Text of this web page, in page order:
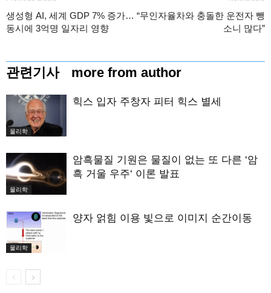
생성형 AI, 세계 GDP 7% 증가…
동시에 3억명 일자리 영향
“무인자율차와 충돌한 운전자 뺑
소니 많다”
관련기사 more from author
물리학
힉스 입자 주창자 피터 힉스 별세
물리학
암흑물질 기원은 물질이 없는 또 다른 ‘암
흑 거울 우주‘ 이론 발표
물리학
양자 얽힘 이용 빛으로 이미지 순간이동